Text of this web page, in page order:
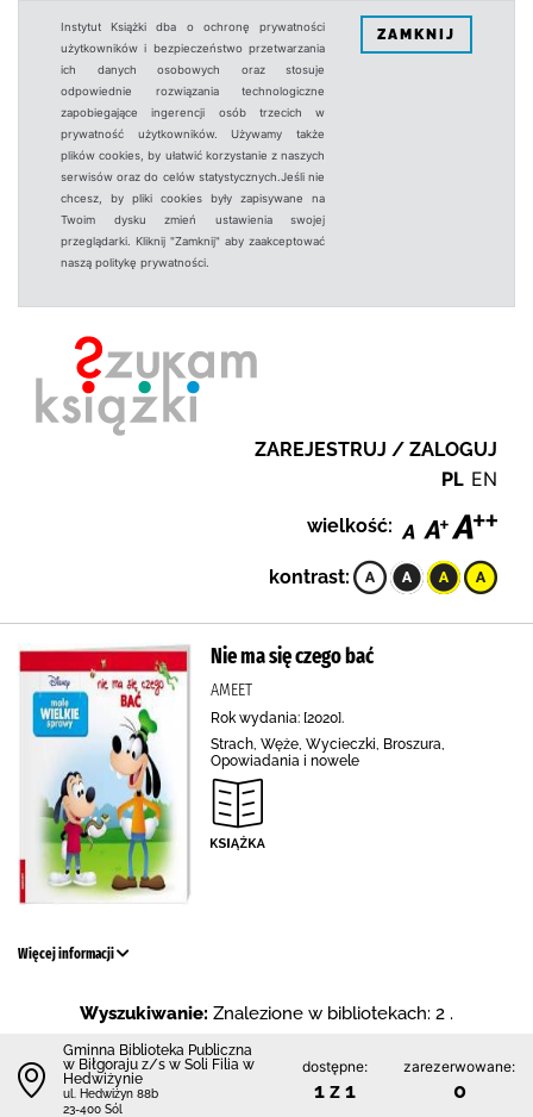
Instytut Książki dba o ochronę prywatności
użytkowników i bezpieczeństwo przetwarzania
ich danych osobowych oraz stosuje
odpowiednie rozwiązania technologiczne
zapobiegające ingerencji osób trzecich w
prywatność użytkowników. Używamy także
plików cookies, by ułatwić korzystanie z naszych
serwisów oraz do celów statystycznych.Jeśli nie
chcesz, by pliki cookies były zapisywane na
Twoim dysku zmień ustawienia swojej
przeglądarki. Kliknij "Zamknij" aby zaakceptować
naszą politykę prywatności.
ZAMKNIJ
ZAREJESTRUJ / ZALOGUJ
PL EN
wielkość:
kontrast:
Nie ma się czego bać
AMEET
Rok wydania: [2020].
Strach, Węże, Wycieczki, Broszura,
Opowiadania i nowele
Więcej informacji
Wyszukiwanie: Znalezione w bibliotekach: 2 .
Gminna Biblioteka Publiczna
w Biłgoraju z/s w Soli Filia w
Hedwiżynie
ul. Hedwiżyn 88b
23-400 Sól
dostępne:
1 z 1
zarezerwowane:
0